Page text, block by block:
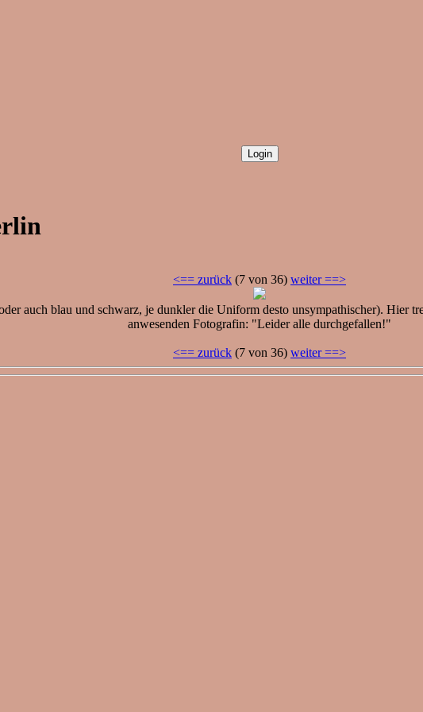
<== zurück (7 von 36) weiter ==>
auch blau und schwarz, je dunkler die Uniform desto unsympathischer). Hier
anwesenden Fotografin: "Leider alle durchgefallen!"
<== zurück (7 von 36) weiter ==>